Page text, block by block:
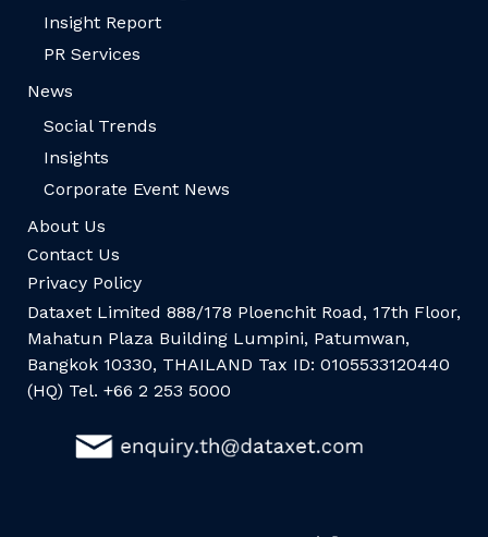
Insight Report
PR Services
News
Social Trends
Insights
Corporate Event News
About Us
Contact Us
Privacy Policy
Dataxet Limited 888/178 Ploenchit Road, 17th Floor,
Mahatun Plaza Building Lumpini, Patumwan,
Bangkok 10330, THAILAND Tax ID: 0105533120440
(HQ) Tel. +66 2 253 5000